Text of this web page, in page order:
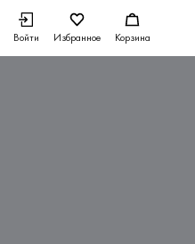
Войти Избранное Корзина